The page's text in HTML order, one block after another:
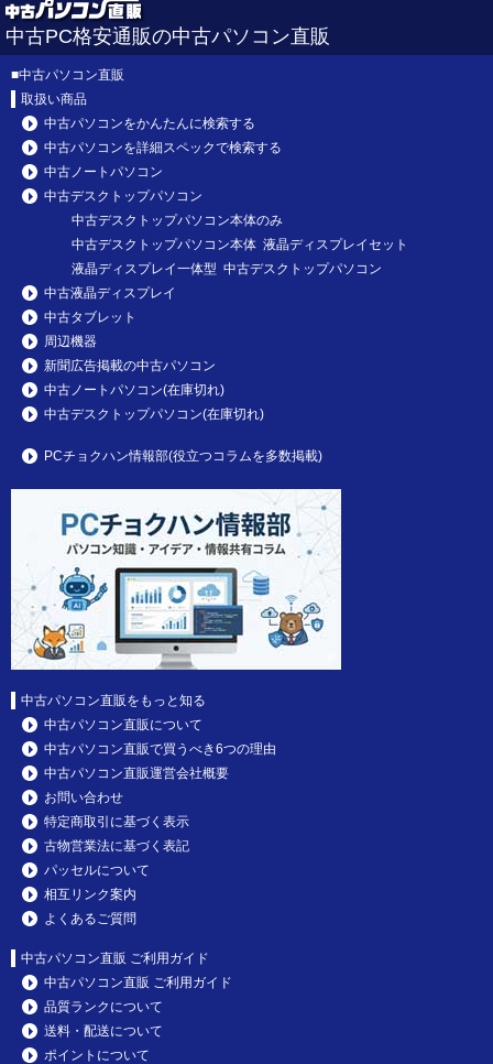
中古PC格安通販の中古パソコン直販
■中古パソコン直販
取扱い商品
中古パソコンをかんたんに検索する
中古パソコンを詳細スペックで検索する
中古ノートパソコン
中古デスクトップパソコン
中古デスクトップパソコン本体のみ
中古デスクトップパソコン本体 液晶ディスプレイセット
液晶ディスプレイ一体型 中古デスクトップパソコン
中古液晶ディスプレイ
中古タブレット
周辺機器
新聞広告掲載の中古パソコン
中古ノートパソコン(在庫切れ)
中古デスクトップパソコン(在庫切れ)
PCチョクハン情報部(役立つコラムを多数掲載)
中古パソコン直販をもっと知る
中古パソコン直販について
中古パソコン直販で買うべき6つの理由
中古パソコン直販運営会社概要
お問い合わせ
特定商取引に基づく表示
古物営業法に基づく表記
パッセルについて
相互リンク案内
よくあるご質問
中古パソコン直販 ご利用ガイド
中古パソコン直販 ご利用ガイド
品質ランクについて
送料・配送について
ポイントについて